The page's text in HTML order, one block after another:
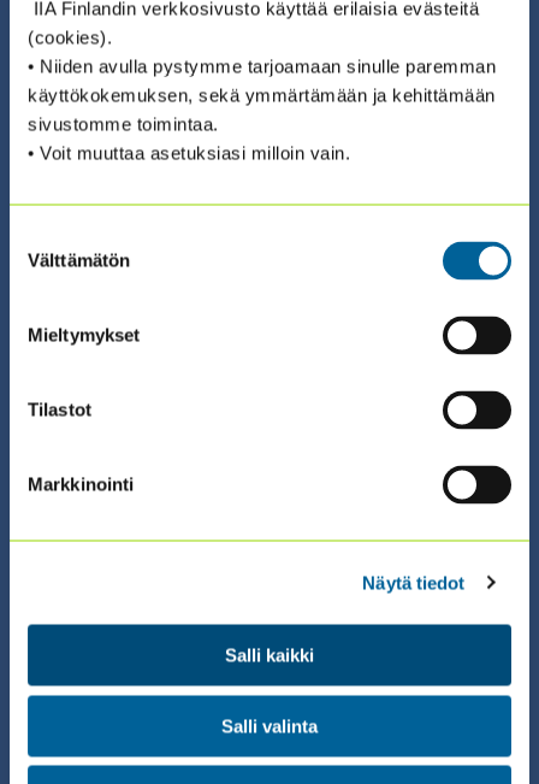
IIA Finlandin verkkosivusto käyttää erilaisia evästeitä
(cookies).
• Niiden avulla pystymme tarjoamaan sinulle paremman
käyttökokemuksen, sekä ymmärtämään ja kehittämään
sivustomme toimintaa.
• Voit muuttaa asetuksiasi milloin vain.
valinta
Välttämätön
Mieltymykset
Tilastot
Markkinointi
Näytä tiedot
Salli kaikki
Salli valinta
01.10.2026 08:30 /
SAVE THE DATE! SHE LEADS TECH –
ADVISENSE
A JOURNEY TO DATA ANALYTICS: DATA
SERTIFIKAATTIVALMENNUS 2026
(9.9. + 14.9. + 17.9.)